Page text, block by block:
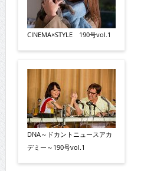
CINEMA×STYLE 190号vol.1
DNA～ドカントニュースアカ
デミー～190号vol.1